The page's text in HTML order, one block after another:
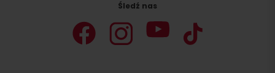
Śledź nas